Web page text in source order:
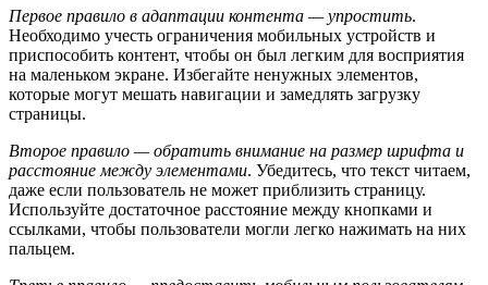
Первое правило в адаптации контента — упростить.
Необходимо учесть ограничения мобильных устройств и
приспособить контент, чтобы он был легким для восприятия
на маленьком экране. Избегайте ненужных элементов,
которые могут мешать навигации и замедлять загрузку
страницы.
Второе правило — обратить внимание на размер шрифта и
расстояние между элементами. Убедитесь, что текст читаем,
даже если пользователь не может приблизить страницу.
Используйте достаточное расстояние между кнопками и
ссылками, чтобы пользователи могли легко нажимать на них
пальцем.